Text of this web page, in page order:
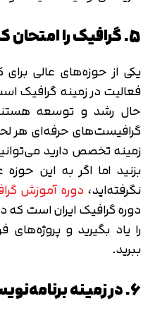
5. گرافیک را امتحان کنید
یکی از حوزه‌های عالی
فعالیت در زمینه گرافیک
حال رشد و توسعه
گرافیست‌های حرفه‌ای هر
زمینه تخصص دارید
بزنید اما اگر به این
نگرفته‌اید، دوره آموزش
دوره گرافیک ایران است که
را یاد بگیرید و پروژه‌های
ببرید.
6. در زمینه برنامه‌نویسی فعالیت کنید